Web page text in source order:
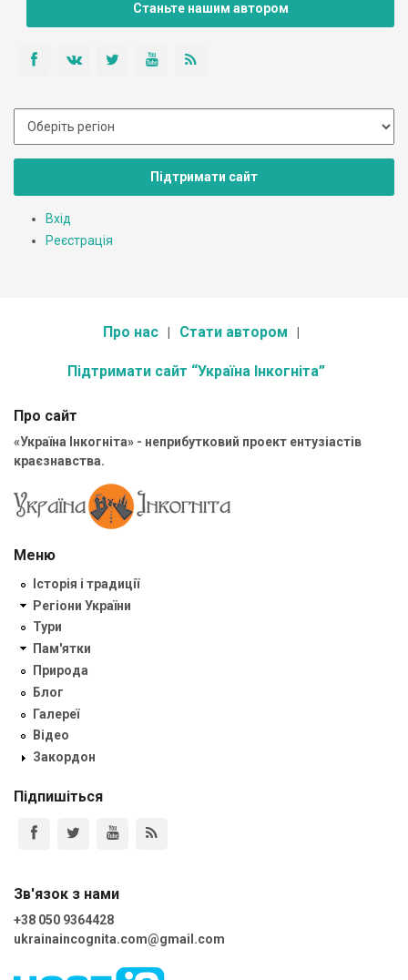
Станьте нашим автором
Підтримати сайт
Вхід
Реєстрація
Про нас Стати автором
Підтримати сайт “Україна Інкогніта”
Про сайт
«Україна Інкогніта» - неприбутковий проект ентузіастів
краєзнавства.
Меню
Історія і традиції
Регіони України
Тури
Пам'ятки
Природа
Блог
Галереї
Відео
Закордон
Підпишіться
Зв'язок з нами
+38 050 9364428
ukrainaincognita.com@gmail.com